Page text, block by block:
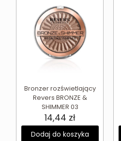
Bronzer rozświetlający
Revers BRONZE &
SHIMMER 03
14,44 zł
Dodaj do koszyka